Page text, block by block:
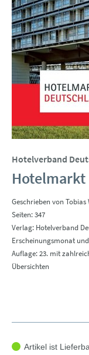
Hotelverband
Hotelmarkt
Geschrieben von Tobias
Seiten: 347
Verlag: Hotelverband
Erscheinungsmonat
Auflage: 23. mit
Übersichten
Artikel ist